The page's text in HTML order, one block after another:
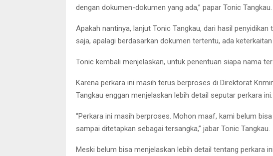
dengan dokumen-dokumen yang ada,” papar Tonic Tangkau.
Apakah nantinya, lanjut Tonic Tangkau, dari hasil
saja, apalagi berdasarkan dokumen tertentu, ada
Tonic kembali menjelaskan, untuk penentuan siapa nama
Karena perkara ini masih terus berproses di Direktorat
Tangkau enggan menjelaskan lebih detail seputar perkara ini.
“Perkara ini masih berproses. Mohon maaf, kami belum
sampai ditetapkan sebagai tersangka,” jabar Tonic Tangkau.
Meski belum bisa menjelaskan lebih detail tentang perkara